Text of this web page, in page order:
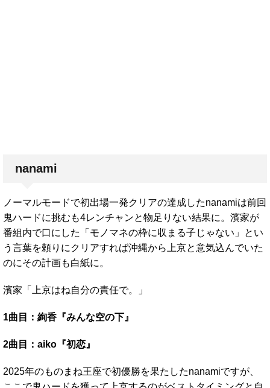
nanami
ノーマルモードで初出場一発クリアの達成したnanamiは前回
鬼ハードに挑むも4レンチャンと物足りない結果に。濱家が
番組内で口にした「モノマネの枠に収まる子じゃない」とい
う言葉を頼りにクリアすれば沖縄から上京と意気込んでいた
のにその計画も白紙に。
濱家「上京はね自分の責任で。」
1曲目：絢香『みんな空の下』
2曲目：aiko『初恋』
2025年のものまね王座で初優勝を果たしたnanamiですが、